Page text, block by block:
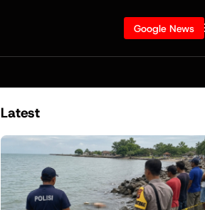
Google News
Latest